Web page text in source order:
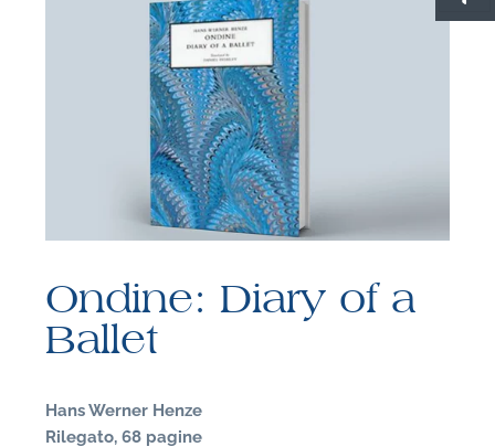
Ondine: Diary of a
Ballet
Hans Werner Henze
Rilegato, 68 pagine